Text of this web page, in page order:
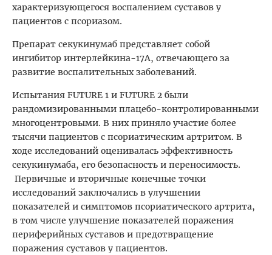
характеризующегося воспалением суставов у
пациентов с псориазом.
Препарат секукинумаб представляет собой
ингибитор интерлейкина-17A, отвечающего за
развитие воспалительных заболеваний.
Испытания FUTURE 1 и FUTURE 2 были
рандомизированными плацебо-контролированными
многоцентровыми. В них приняло участие более
тысячи пациентов с псориатическим артритом. В
ходе исследований оценивалась эффективность
секукинумаба, его безопасность и переносимость.
Первичные и вторичные конечные точки
исследований заключались в улучшении
показателей и симптомов псориатического артрита,
в том числе улучшение показателей поражения
периферийных суставов и предотвращение
поражения суставов у пациентов.